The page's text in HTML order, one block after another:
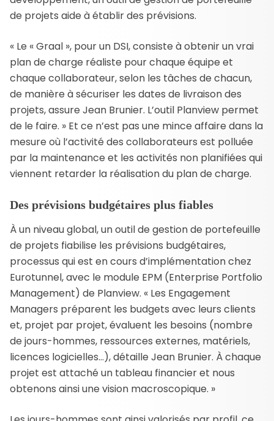
de projets aide à établir des prévisions.
« Le « Graal », pour un DSI, consiste à obtenir un vrai
plan de charge réaliste pour chaque équipe et
chaque collaborateur, selon les tâches de chacun,
de manière à sécuriser les dates de livraison des
projets, assure Jean Brunier. L’outil Planview permet
de le faire. » Et ce n’est pas une mince affaire dans la
mesure où l’activité des collaborateurs est polluée
par la maintenance et les activités non planifiées qui
viennent retarder la réalisation du plan de charge.
Des prévisions budgétaires plus fiables
À un niveau global, un outil de gestion de portefeuille
de projets fiabilise les prévisions budgétaires,
processus qui est en cours d’implémentation chez
Eurotunnel, avec le module EPM (Enterprise Portfolio
Management) de Planview. « Les Engagement
Managers préparent les budgets avec leurs clients
et, projet par projet, évaluent les besoins (nombre
de jours-hommes, ressources externes, matériels,
licences logicielles…), détaille Jean Brunier. À chaque
projet est attaché un tableau financier et nous
obtenons ainsi une vision macroscopique. »